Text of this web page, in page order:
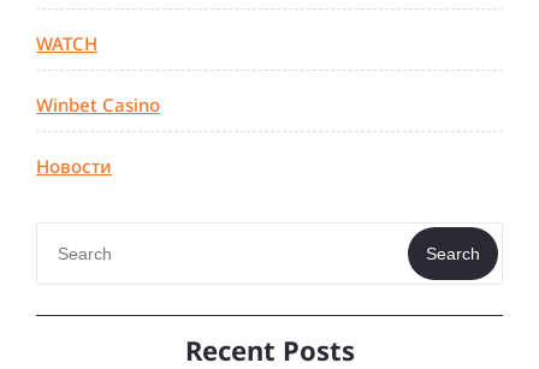
WATCH
Winbet Casino
Новости
Search
Recent Posts